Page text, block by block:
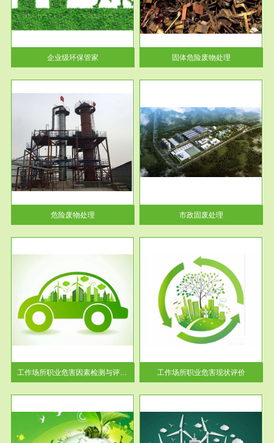
企业级环保管家
固体废物解释：固体废物是指人
们在生产建设、日常生活和其他
活动中...
固体危险废物处理
危险废物处理
服务范围
市政固废处理
蔚蓝生态环境科技所从事的市政
废物处理业务包括市政废物的处
理处...
市政固废处理
工作场所职业危害因素检测与评价...
服务范围
工作场所职业危害现状评价
【现状评价意义】：具体因素---
-通过质谱分析等多种手段明确
工作场...
工作场所职业危害现状评价
服务范围